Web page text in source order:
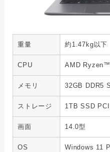
重量 約1.47kg以下
CPU AMD Ryzen™
メモリ 32GB DDR5
ストレージ 1TB SSD
画面 14.0型
OS Windows 11